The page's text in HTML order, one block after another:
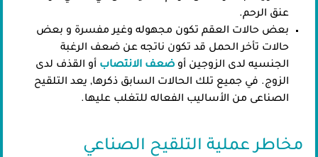
عنق الرحم.
بعض حالات العقم تكون مجهوله وغير مفسرة و بعض
حالات تأخر الحمل قد تكون ناتجه عن ضعف الرغبة
الجنسيه لدى الزوجين أو ضعف الانتصاب أو القذف لدى
الزوج. في جميع تلك الحالات السابق ذكرها, يعد التلقيح
الصناعى من الأساليب الفعاله للتغلب عليها.
مخاطر عملية التلقيح الصناعي